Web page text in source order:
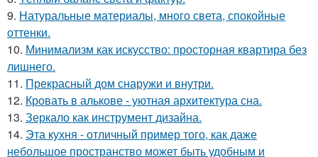
9. Натуральные материалы, много света, спокойные
оттенки.
10. Минимализм как искусство: просторная квартира без
лишнего.
11. Прекрасный дом снаружи и внутри.
12. Кровать в алькове - уютная архитектура сна.
13. Зеркало как инструмент дизайна.
14. Эта кухня - отличный пример того, как даже
небольшое пространство может быть удобным и